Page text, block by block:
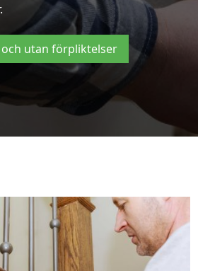
utan förpliktelser